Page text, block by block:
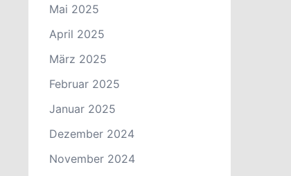
Mai 2025
April 2025
März 2025
Februar 2025
Januar 2025
Dezember 2024
November 2024